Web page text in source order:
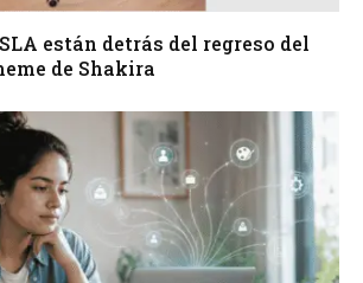
están detrás del regreso del
de Shakira